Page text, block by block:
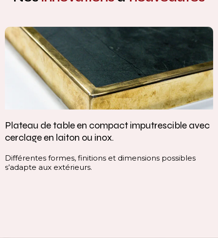
Plateau de table en compact imputrescible avec
cerclage en laiton ou inox.
Différentes formes, finitions et dimensions possibles
s’adapte aux extérieurs.